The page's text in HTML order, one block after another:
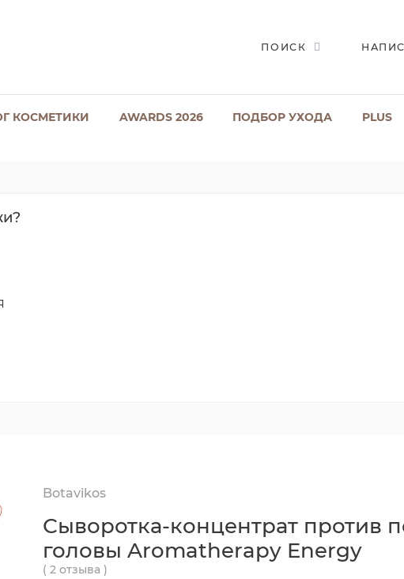
ПОИСК
КОСМЕТИКИ AWARDS 2026 ПОДБОР УХОДА PLUS
Botavikos
Сыворотка-концентрат против
головы Aromatherapy Energy
( 2 отзыва )